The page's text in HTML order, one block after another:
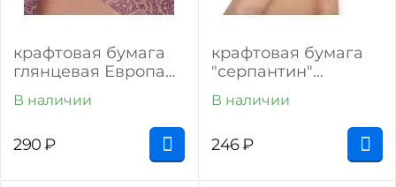
крафтовая бумага
глянцевая Европа
"Ришелье"
В наличии
290₽
крафтовая бумага
"серпантин"
(розовый на крафте)
В наличии
246₽